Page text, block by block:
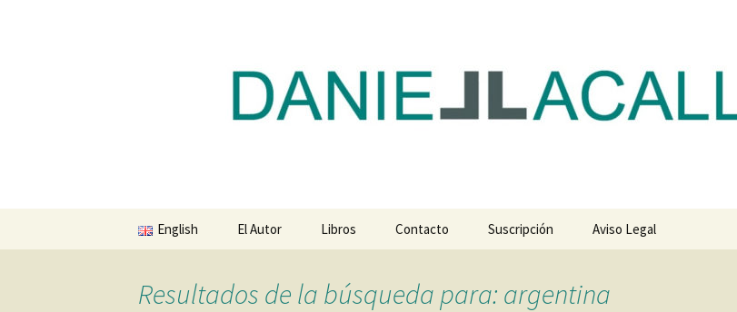
dlacalle.com
English El Autor Libros Contacto Suscripción Aviso Legal
Resultados de la búsqueda para: argentina